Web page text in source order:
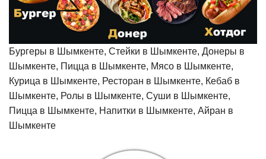
Бургеры в Шымкенте, Стейки в Шымкенте, Донеры в
Шымкенте, Пицца в Шымкенте, Мясо в Шымкенте,
Курица в Шымкенте, Ресторан в Шымкенте, Кебаб в
Шымкенте, Ролы в Шымкенте, Суши в Шымкенте,
Пицца в Шымкенте, Напитки в Шымкенте, Айран в
Шымкенте